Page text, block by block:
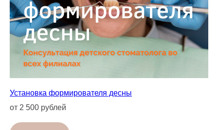
Установка формирователя десны
от 2 500 рублей